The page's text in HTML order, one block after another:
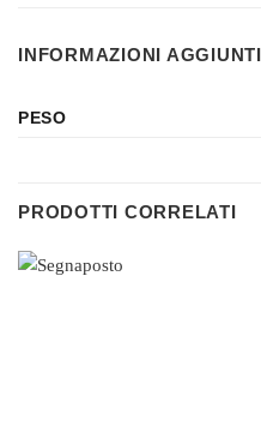
INFORMAZIONI
PESO
PRODOTTI CORRELATI